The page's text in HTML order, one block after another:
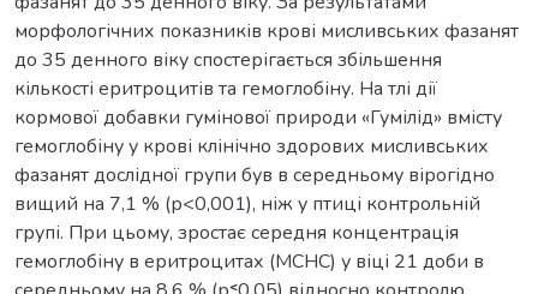
морфологічних показників крові мисливських фазанят
до 35 денного віку спостерігається збільшення
кількості еритроцитів та гемоглобіну. На тлі дії
кормової добавки гумінової природи «Гумілід» вмісту
гемоглобіну у крові клінічно здорових мисливських
фазанят дослідної групи був в середньому вірогідно
вищий на 7,1 % (р<0,001), ніж у птиці контрольній
групі. При цьому, зростає середня концентрація
гемоглобіну в еритроцитах (МСНС) у віці 21 доби в